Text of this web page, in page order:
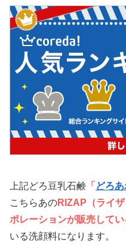
上記どろ豆乳石鹸 「 どろ
こちらあのRIZAP（ライ
ポレーションが販売して
いる洗顔料になります。